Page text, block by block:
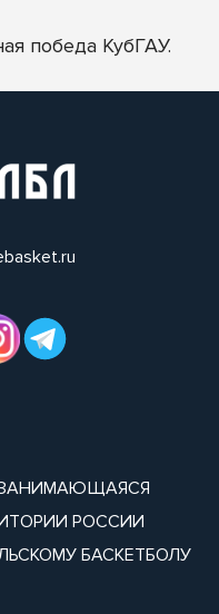
победа КубГАУ.
РОССИИ
БАСКЕТБОЛУ